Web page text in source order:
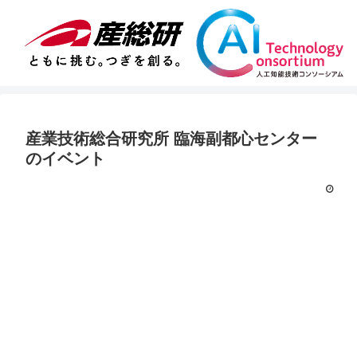
産業技術総合研究所 臨海副都心センター
のイベント